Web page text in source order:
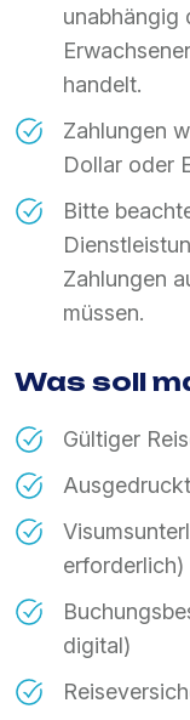
unabhängig
handelt.
Zahlungen
Dollar oder
Bitte
Zahlungen
müssen.
Was soll
Gültiger
erforderlich)
digital)